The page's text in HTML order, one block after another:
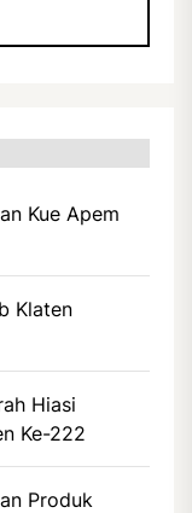
Kue Apem
Klaten
Hiasi
Ke-222
Produk